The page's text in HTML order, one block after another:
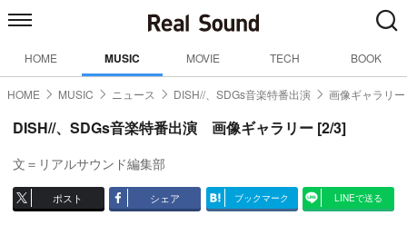
HOME MUSIC MOVIE TECH BOOK
HOME MUSIC ニュース DISH//、SDGs音楽特番出演 画像ギャラリ
DISH//、SDGs音楽特番出演 画像ギャラリー [2/3]
文＝リアルサウンド編集部
ポスト シェア ブックマーク LINEで送る